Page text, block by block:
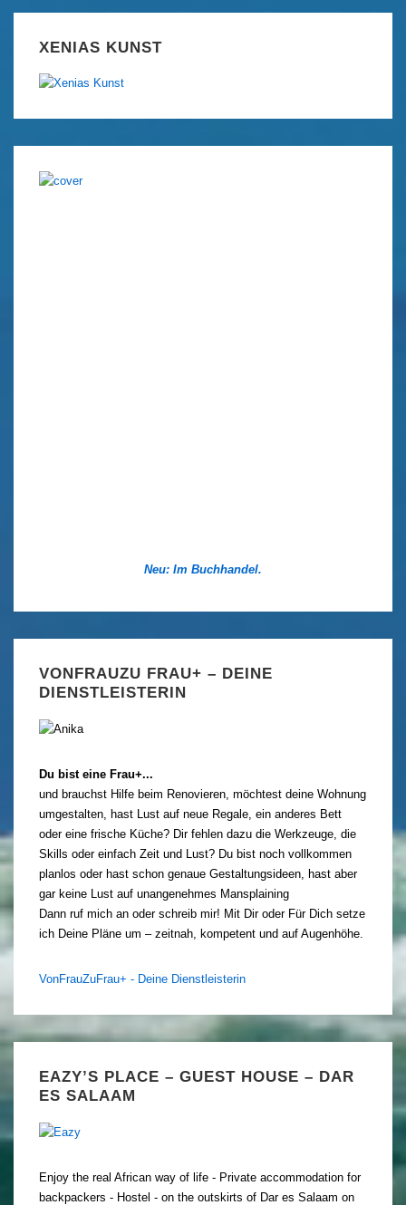
XENIAS KUNST
Neu: Im Buchhandel.
VONFRAUZU FRAU+ – DEINE
DIENSTLEISTERIN
Du bist eine Frau+...
und brauchst Hilfe beim Renovieren, möchtest deine Wohnung
umgestalten, hast Lust auf neue Regale, ein anderes Bett
oder eine frische Küche? Dir fehlen dazu die Werkzeuge, die
Skills oder einfach Zeit und Lust? Du bist noch vollkommen
planlos oder hast schon genaue Gestaltungsideen, hast aber
gar keine Lust auf unangenehmes Mansplaining
Dann ruf mich an oder schreib mir! Mit Dir oder Für Dich setze
ich Deine Pläne um – zeitnah, kompetent und auf Augenhöhe.
VonFrauZuFrau+ - Deine Dienstleisterin
EAZY’S PLACE – GUEST HOUSE – DAR
ES SALAAM
Enjoy the real African way of life - Private accommodation for
backpackers - Hostel - on the outskirts of Dar es Salaam on